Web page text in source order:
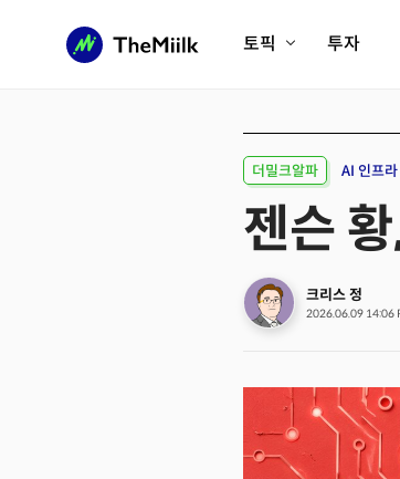
토픽
피지컬AI/로봇
AX비즈니스혁명 미래 교
전체 기사 보기
투자
더밀크알파 AI 인프
젠슨
크리스 정
2026.06.09 14:06